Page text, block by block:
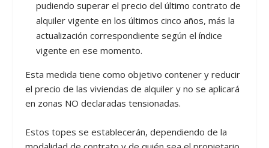
pudiendo superar el precio del último contrato de
alquiler vigente en los últimos cinco años, más la
actualización correspondiente según el índice
vigente en ese momento.
Esta medida tiene como objetivo contener y reducir
el precio de las viviendas de alquiler y no se aplicará
en zonas NO declaradas tensionadas.
Estos topes se establecerán, dependiendo de la